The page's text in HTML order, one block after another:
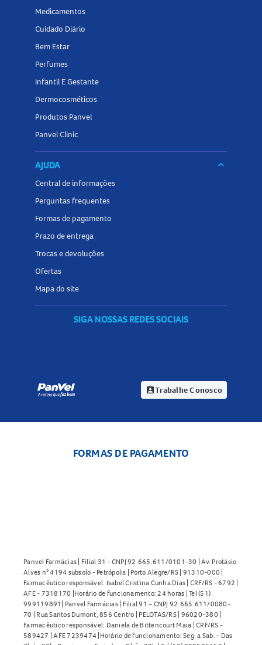
Medicamentos
Cuidado Diário
Bem Estar
Perfumes
Infantil E Gestante
Dermocosméticos
Produtos Panvel
Panvel Clinic
AJUDA keyboard_arrow_down
Central de informações
Perguntas frequentes
Formas de pagamento
Prazo de entrega
Trocas e devoluções
Ofertas
Mapa do site
SIGA NOSSAS REDES SOCIAIS
assignment_indTrabalhe Conosco
FORMAS DE PAGAMENTO
Panvel Farmácias | Filial 31 - CNPJ 92.665.611/0101-30 | Av. Protásio
Alves n° 4194 subsolo - Petrópolis | Porto Alegre/RS | 91310-000 |
Farmacêutico responsável: Isabel Cristina Cunha Dias | CRF/RS - 6792 |
AFE - 7318170 |Horário de funcionamento: 24 horas | Tel (51)
999119891| Panvel Farmácias | Filial 91 – CNPJ 92.665.611/0080-
70 | Rua Santos Dumont, 856 Centro | PELOTAS/RS | 96020-380 |
Farmacêutico responsável: Daniela de Bittencourt Maia | CRF/RS -
589427 | AFE 7239474 |Horário de funcionamento: Seg. a Sab. - Das